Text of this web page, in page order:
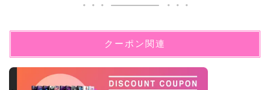
クーポン関連